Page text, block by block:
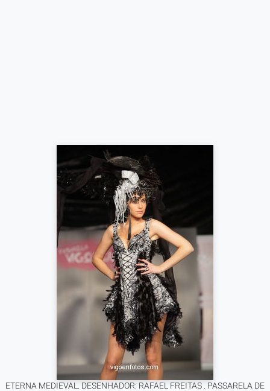
ETERNA MEDIEVAL. DESENHADOR: RAFAEL FREITAS . PASSARELA DE